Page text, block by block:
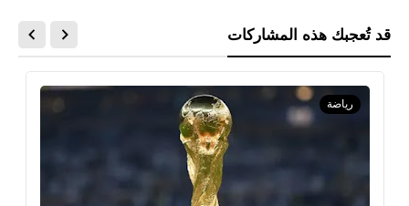
قد تُعجبك هذه المشاركات
رياضة